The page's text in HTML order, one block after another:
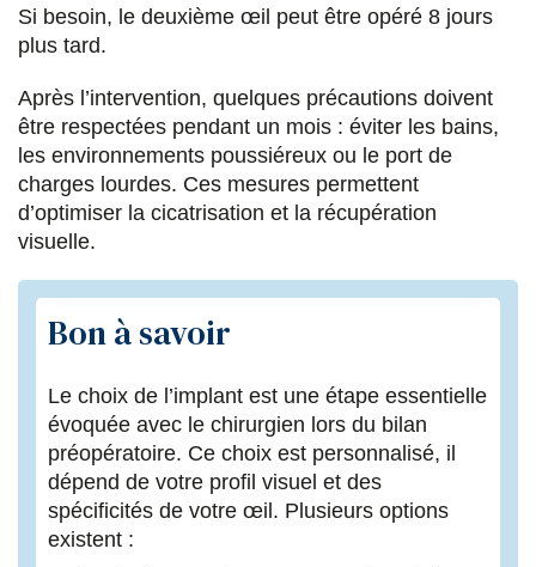
Si besoin, le deuxième œil peut être opéré 8 jours
plus tard.
Après l’intervention, quelques précautions doivent
être respectées pendant un mois : éviter les bains,
les environnements poussiéreux ou le port de
charges lourdes. Ces mesures permettent
d’optimiser la cicatrisation et la récupération
visuelle.
Bon à savoir
Le choix de l’implant est une étape essentielle
évoquée avec le chirurgien lors du bilan
préopératoire. Ce choix est personnalisé, il
dépend de votre profil visuel et des
spécificités de votre œil. Plusieurs options
existent :